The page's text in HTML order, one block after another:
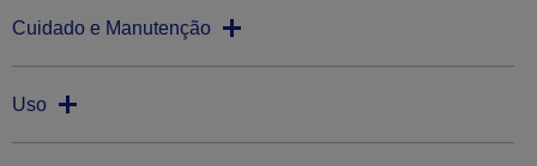
Cuidado e Manutenção
Uso